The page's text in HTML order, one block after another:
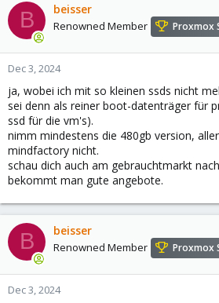
B beisser
Renowned Member Proxmox
Dec 3, 2024
ja, wobei ich mit so kleinen ssds nicht
sei denn als reiner boot-datenträger für
ssd für die vm's).
nimm mindestens die 480gb version,
mindfactory nicht.
schau dich auch am gebrauchtmarkt
bekommt man gute angebote.
B beisser
Renowned Member Proxmox
Dec 3, 2024